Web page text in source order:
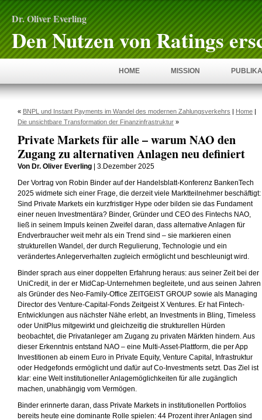
Dr. Oliver Everling
Den Nutzen von Ratings
HOME MISSION
« BNPL und Instant Payments im Wandel des modernen Zahlungsverkehrs | Home |
Die unsichtbare Transformation der Finanzinfrastruktur »
Private Markets für alle – warum NAO den
Zugang zu alternativen Anlagen neu definiert
Von Dr. Oliver Everling | 3.Dezember 2025
Der Vortrag von Robin Binder auf der Handelsblatt-Konferenz BankenTech
2025 widmete sich einer Frage, die derzeit viele Marktteilnehmer beschäftigt:
Sind Private Markets ein kurzfristiger Hype oder bilden sie das Fundament
einer neuen Investmentära? Binder, Gründer und CEO des Fintechs NAO,
ließ in seinem Impuls keinen Zweifel daran, dass alternative Anlagen für
Endverbraucher weit mehr als ein Trend sind – sie markieren einen
strukturellen Wandel, der durch Regulierung, Technologie und ein
verändertes Anlegerverhalten zugleich ermöglicht und beschleunigt wird.
Binder sprach aus einer doppelten Erfahrung heraus: aus seiner Zeit bei der
UniCredit, in der er MidCap-Unternehmen begleitete, und aus seinen Jahren
als Gründer des Neo-Family-Office ZEITGEIST GROUP sowie als Managing
Director des Venture-Capital-Fonds Zeitgeist X Ventures. Er hat Fintech-
Entwicklungen aus nächster Nähe erlebt, an Investments in Bling, Timeless
oder UnitPlus mitgewirkt und gleichzeitig die strukturellen Hürden
beobachtet, die Privatanleger am Zugang zu privaten Märkten hindern. Aus
dieser Erkenntnis entstand NAO – eine Multi-Asset-Plattform, die per App
Investitionen ab einem Euro in Private Equity, Venture Capital, Infrastruktur
oder Hedgefonds ermöglicht und dafür auf Co-Investments setzt. Das Ziel ist
klar: eine Welt institutioneller Anlagemöglichkeiten für alle zugänglich
machen, unabhängig vom Vermögen.
Binder erinnerte daran, dass Private Markets in institutionellen Portfolios
bereits heute eine dominante Rolle spielen: 44 Prozent ihrer Anlagen sind